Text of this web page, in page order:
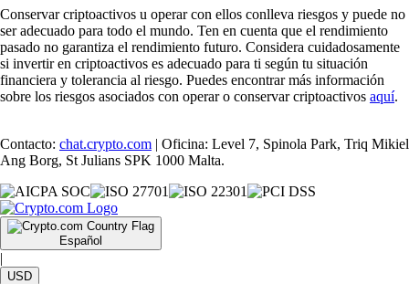
Conservar criptoactivos u operar con ellos conlleva riesgos y puede no
ser adecuado para todo el mundo. Ten en cuenta que el rendimiento
pasado no garantiza el rendimiento futuro. Considera cuidadosamente
si invertir en criptoactivos es adecuado para ti según tu situación
financiera y tolerancia al riesgo. Puedes encontrar más información
sobre los riesgos asociados con operar o conservar criptoactivos aquí.
Contacto: chat.crypto.com | Oficina: Level 7, Spinola Park, Triq Mikiel
Ang Borg, St Julians SPK 1000 Malta.
Español
|
USD